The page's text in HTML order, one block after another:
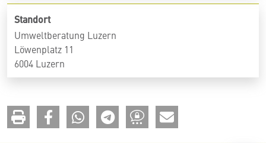
Standort
Umweltberatung Luzern
Löwenplatz 11
6004 Luzern